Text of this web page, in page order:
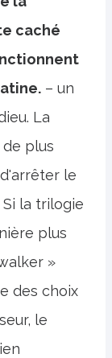
caché
– un
La
plus
le
la trilogie
plus
»
des choix
le